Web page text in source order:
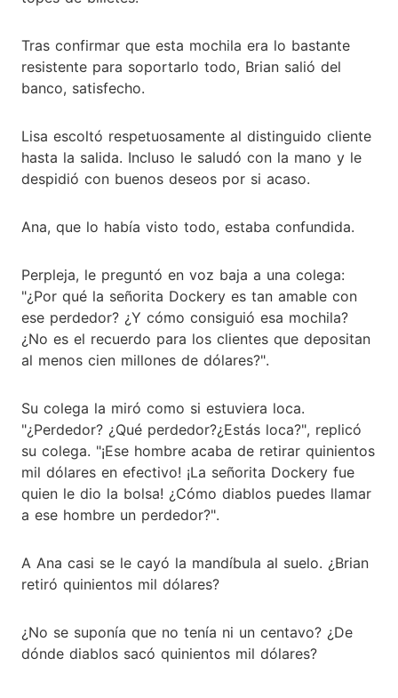
Tras confirmar que esta mochila era lo bastante
resistente para soportarlo todo, Brian salió del
banco, satisfecho.
Lisa escoltó respetuosamente al distinguido cliente
hasta la salida. Incluso le saludó con la mano y le
despidió con buenos deseos por si acaso.
Ana, que lo había visto todo, estaba confundida.
Perpleja, le preguntó en voz baja a una colega:
"¿Por qué la señorita Dockery es tan amable con
ese perdedor? ¿Y cómo consiguió esa mochila?
¿No es el recuerdo para los clientes que depositan
al menos cien millones de dólares?".
Su colega la miró como si estuviera loca.
"¿Perdedor? ¿Qué perdedor?¿Estás loca?", replicó
su colega. "¡Ese hombre acaba de retirar quinientos
mil dólares en efectivo! ¡La señorita Dockery fue
quien le dio la bolsa! ¿Cómo diablos puedes llamar
a ese hombre un perdedor?".
A Ana casi se le cayó la mandíbula al suelo. ¿Brian
retiró quinientos mil dólares?
¿No se suponía que no tenía ni un centavo? ¿De
dónde diablos sacó quinientos mil dólares?